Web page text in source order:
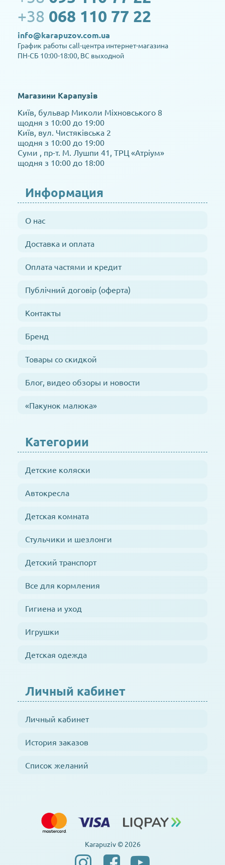
+38 068 110 77 22
info@karapuzov.com.ua
График работы call-центра интернет-магазина
ПН-СБ 10:00-18:00, ВС выходной
Магазини Карапузів
Київ, бульвар Миколи Міхновського 8
щодня з 10:00 до 19:00
Київ, вул. Чистяківська 2
щодня з 10:00 до 19:00
Суми , пр-т. М. Лушпи 41, ТРЦ «Атріум»
щодня з 10:00 до 18:00
Информация
О нас
Доставка и оплата
Оплата частями и кредит
Публічний договір (оферта)
Контакты
Бренд
Товары со скидкой
Блог, видео обзоры и новости
«Пакунок малюка»
Категории
Детские коляски
Автокресла
Детская комната
Стульчики и шезлонги
Детский транспорт
Все для кормления
Гигиена и уход
Игрушки
Детская одежда
Личный кабинет
Личный кабинет
История заказов
Список желаний
Karapuziv © 2026